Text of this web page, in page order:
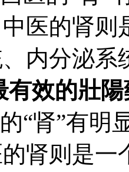
医的肾
内分泌系
有效的壯陽
“肾”有
肾则是